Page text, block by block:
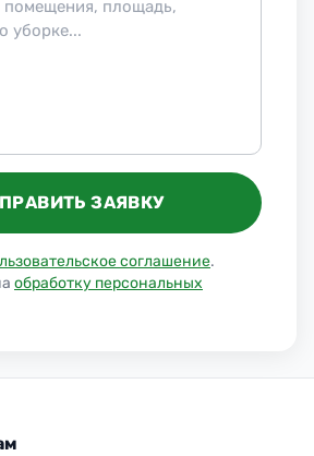
ЗАЯВКУ
соглашение.
обработку персональных